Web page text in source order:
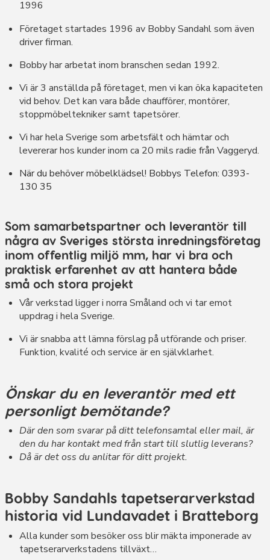
1996
Företaget startades 1996 av Bobby Sandahl som även
driver firman.
Bobby har arbetat inom branschen sedan 1992.
Vi är 3 anställda på företaget, men vi kan öka kapaciteten
vid behov. Det kan vara både chaufförer, montörer,
stoppmöbeltekniker samt tapetsörer.
Vi har hela Sverige som arbetsfält och hämtar och
levererar hos kunder inom ca 20 mils radie från Vaggeryd.
När du behöver möbelklädsel! Bobbys Telefon: 0393-
130 35
Som samarbetspartner och leverantör till
några av Sveriges största inredningsföretag
inom offentlig miljö mm, har vi bra och
praktisk erfarenhet av att hantera både
små och stora projekt
Vår verkstad ligger i norra Småland och vi tar emot
uppdrag i hela Sverige.
Vi är snabba att lämna förslag på utförande och priser.
Funktion, kvalité och service är en självklarhet.
Önskar du en leverantör med ett
personligt bemötande?
Där den som svarar på ditt telefonsamtal eller mail, är
den du har kontakt med från start till slutlig leverans?
Då är det oss du anlitar för ditt projekt.
Bobby Sandahls tapetserarverkstad
historia vid Lundavadet i Bratteborg
Alla kunder som besöker oss blir mäkta imponerade av
tapetserarverkstadens tillväxt…